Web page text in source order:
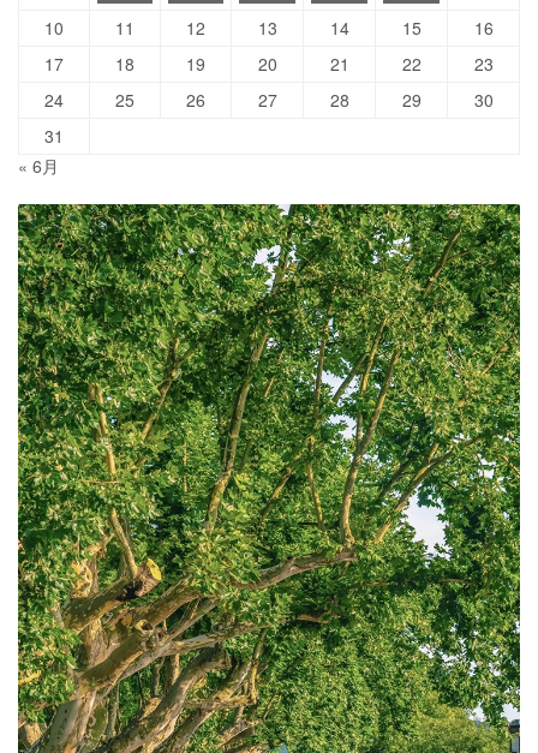
10
11 12 13 14 15
16
17
18 19 20 21 22
23
24
25 26 27 28 29
30
31
« 6月